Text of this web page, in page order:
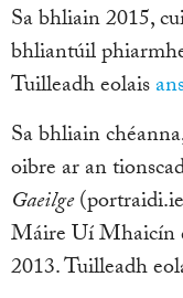
Sa bhliain 2015,
bhliantúil
Tuilleadh eolais
Sa bhliain
oibre ar an
Gaeilge
Máire Uí Mhaicín
2013. Tuilleadh